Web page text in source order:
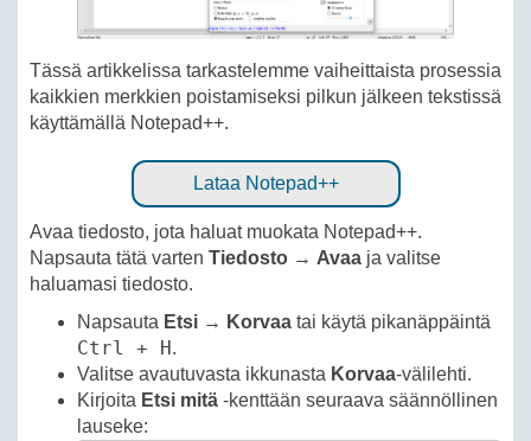
Tässä artikkelissa tarkastelemme vaiheittaista prosessia
kaikkien merkkien poistamiseksi pilkun jälkeen tekstissä
käyttämällä Notepad++.
Lataa Notepad++
Avaa tiedosto, jota haluat muokata Notepad++.
Napsauta tätä varten Tiedosto → Avaa ja valitse
haluamasi tiedosto.
Napsauta Etsi → Korvaa tai käytä pikanäppäintä
Ctrl + H.
Valitse avautuvasta ikkunasta Korvaa-välilehti.
Kirjoita Etsi mitä -kenttään seuraava säännöllinen
lauseke: